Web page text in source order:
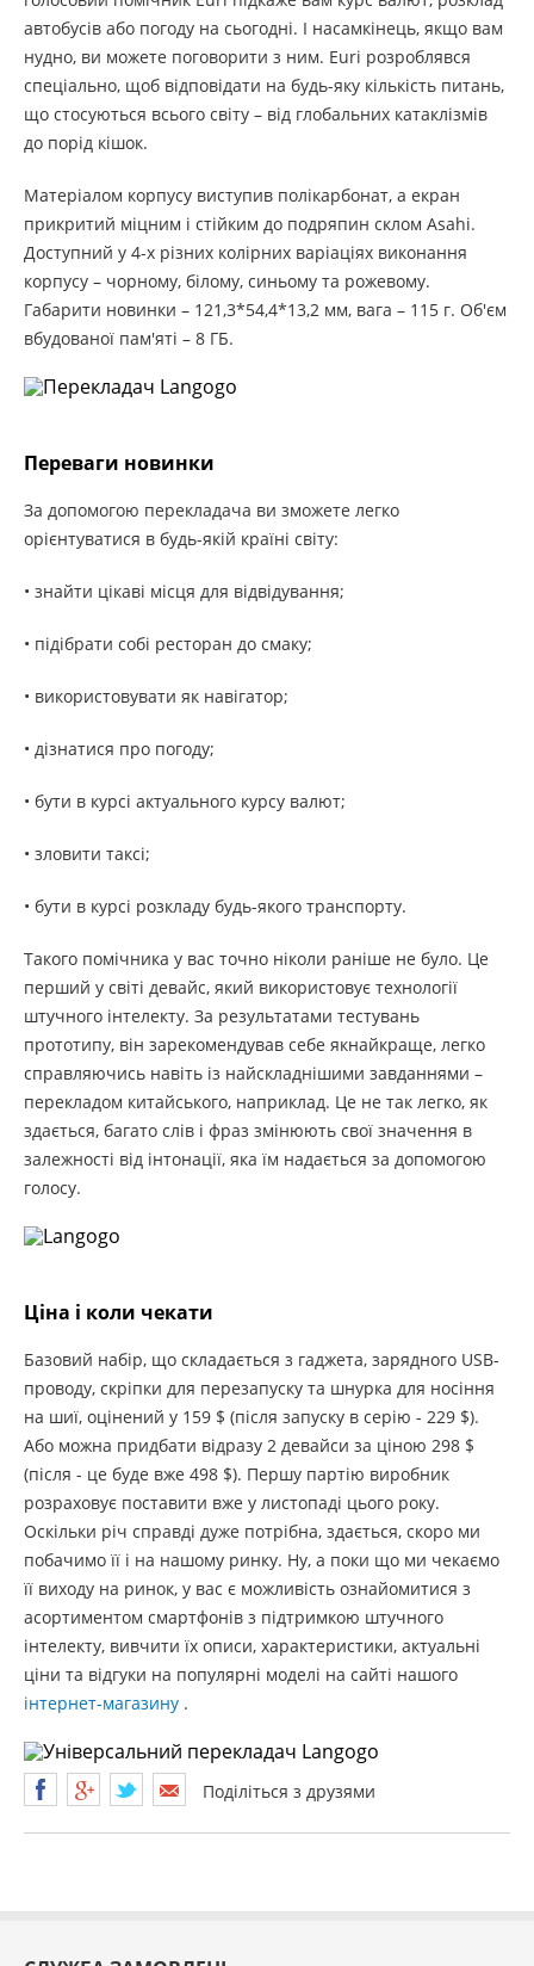
автобусів або погоду на сьогодні. І насамкінець, якщо вам
нудно, ви можете поговорити з ним. Euri розроблявся
спеціально, щоб відповідати на будь-яку кількість питань,
що стосуються всього світу – від глобальних катаклізмів
до порід кішок.
Матеріалом корпусу виступив полікарбонат, а екран
прикритий міцним і стійким до подряпин склом Asahi.
Доступний у 4-х різних колірних варіаціях виконання
корпусу – чорному, білому, синьому та рожевому.
Габарити новинки – 121,3*54,4*13,2 мм, вага – 115 г. Об'єм
вбудованої пам'яті – 8 ГБ.
Переваги новинки
За допомогою перекладача ви зможете легко
орієнтуватися в будь-якій країні світу:
• знайти цікаві місця для відвідування;
• підібрати собі ресторан до смаку;
• використовувати як навігатор;
• дізнатися про погоду;
• бути в курсі актуального курсу валют;
• зловити таксі;
• бути в курсі розкладу будь-якого транспорту.
Такого помічника у вас точно ніколи раніше не було. Це
перший у світі девайс, який використовує технології
штучного інтелекту. За результатами тестувань
прототипу, він зарекомендував себе якнайкраще, легко
справляючись навіть із найскладнішими завданнями –
перекладом китайського, наприклад. Це не так легко, як
здається, багато слів і фраз змінюють свої значення в
залежності від інтонації, яка їм надається за допомогою
голосу.
Ціна і коли чекати
Базовий набір, що складається з гаджета, зарядного USB-
проводу, скріпки для перезапуску та шнурка для носіння
на шиї, оцінений у 159 $ (після запуску в серію - 229 $).
Або можна придбати відразу 2 девайси за ціною 298 $
(після - це буде вже 498 $). Першу партію виробник
розраховує поставити вже у листопаді цього року.
Оскільки річ справді дуже потрібна, здається, скоро ми
побачимо її і на нашому ринку. Ну, а поки що ми чекаємо
її виходу на ринок, у вас є можливість ознайомитися з
асортиментом смартфонів з підтримкою штучного
інтелекту, вивчити їх описи, характеристики, актуальні
ціни та відгуки на популярні моделі на сайті нашого
інтернет-магазину .
Поділіться з друзями